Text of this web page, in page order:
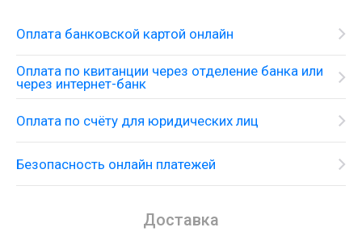
Оплата банковской картой онлайн
Оплата по квитанции через отделение банка или
через интернет-банк
Оплата по счёту для юридических лиц
Безопасность онлайн платежей
Доставка